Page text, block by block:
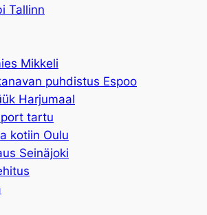
Tallinn
Mikkeli
puhdistus Espoo
Harjumaal
tartu
kotiin Oulu
Seinäjoki